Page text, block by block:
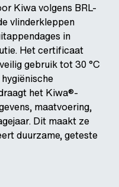
Kiwa volgens BRL-
vlinderkleppen
in
Het certificaat
gebruik tot 30 °C
het Kiwa®-
maatvoering,
Dit maakt ze
duurzame, geteste